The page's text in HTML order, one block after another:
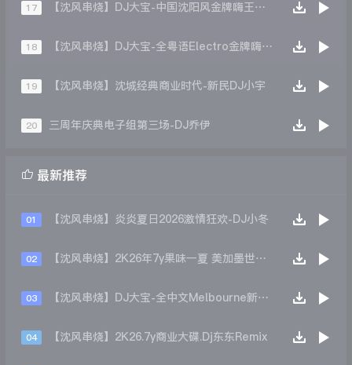
17 【沈风串烧】DJ大宝-中国沈阳风金牌嗨王中文专场重低音上劲风暴Melbourne慢摇大碟
18 【沈风串烧】DJ大宝-全粤语Electro金牌嗨王漂泊的情人劲爆劲曲DJ串烧大碟
19 【沈风串烧】沈城经典商业时代-新民DJ小宇
20 三周年庆典电子组第三场-DJ乔伊
 最新推荐
01 【沈风串烧】炎炎夏日2026激情狂欢-DJ小冬
02 【沈风串烧】2K26年7y果味一夏 美加墨世界杯主题跳舞派对专辑 - Dj.阿帅
03 【沈风串烧】DJ大宝-全中文Melbourne新弹跳一飞冲天重低音上劲风暴MUSIC慢摇大碟
04 【沈风串烧】2K26.7y商业大碟.Dj东东Remix